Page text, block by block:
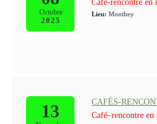
Octobre
2025
Café-rencontre
Lieu: Monthey
13
CAFÉS-
Café–rencontre